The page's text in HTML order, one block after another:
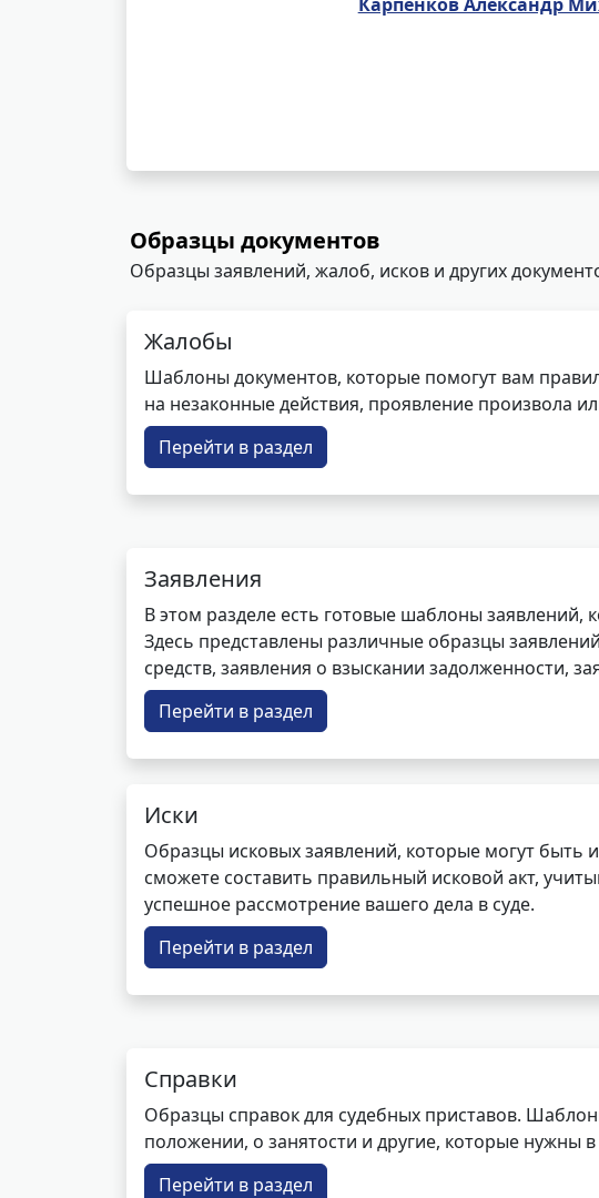
Образцы документов
Образцы заявлений, жалоб, исков и других
Жалобы
Шаблоны документов, которые помогут вам
на незаконные действия, проявление произвола
Перейти в раздел
Заявления
В этом разделе есть готовые шаблоны
Здесь представлены различные образцы
средств, заявления о взыскании задолженности,
Перейти в раздел
Иски
Образцы исковых заявлений, которые могут
сможете составить правильный исковой акт,
успешное рассмотрение вашего дела в суде.
Перейти в раздел
Справки
Образцы справок для судебных приставов.
положении, о занятости и другие, которые нужны
Перейти в раздел